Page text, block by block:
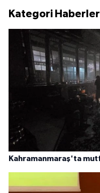
Kategori Haberler
Kahramanmaraş'ta